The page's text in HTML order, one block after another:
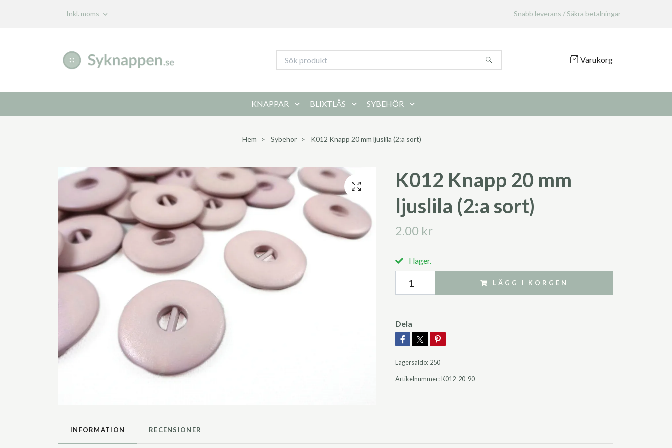
Inkl. moms Snabb leverans / Säkra betalningar
Varukorg
KNAPPAR BLIXTLÅS SYBEHÖR
Hem Sybehör K012 Knapp 20 mm ljuslila (2:a sort)
K012 Knapp 20 mm
ljuslila (2:a sort)
2.00 kr
I lager.
LÄGG I KORGEN
Dela
Lagersaldo: 250
Artikelnummer:K012-20-90
INFORMATION RECENSIONER